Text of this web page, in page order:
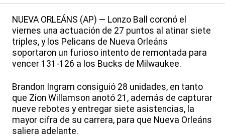
NUEVA ORLEÁNS (AP) — Lonzo Ball coronó el
viernes una actuación de 27 puntos al atinar siete
triples, y los Pelicans de Nueva Orleáns
soportaron un furioso intento de remontada para
vencer 131-126 a los Bucks de Milwaukee.
Brandon Ingram consiguió 28 unidades, en tanto
que Zion Willamson anotó 21, además de capturar
nueve rebotes y entregar siete asistencias, la
mayor cifra de su carrera, para que Nueva Orleáns
saliera adelante.